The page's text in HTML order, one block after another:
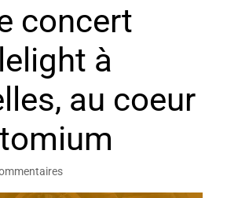
concert
à
au coeur